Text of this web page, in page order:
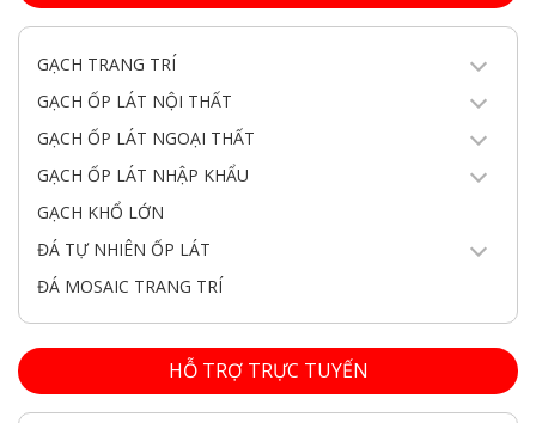
GẠCH TRANG TRÍ
GẠCH ỐP LÁT NỘI THẤT
GẠCH ỐP LÁT NGOẠI THẤT
GẠCH ỐP LÁT NHẬP KHẨU
GẠCH KHỔ LỚN
ĐÁ TỰ NHIÊN ỐP LÁT
ĐÁ MOSAIC TRANG TRÍ
HỖ TRỢ TRỰC TUYẾN